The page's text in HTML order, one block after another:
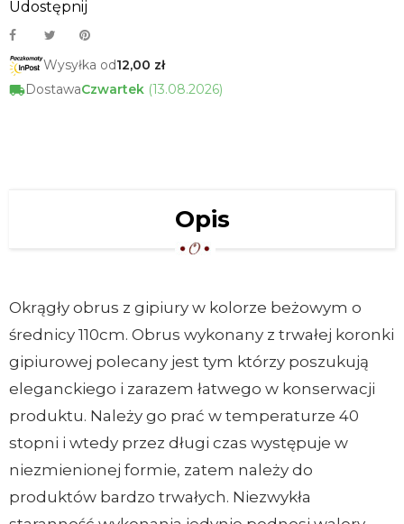
Udostępnij
Wysyłka od12,00 zł
DostawaCzwartek (13.08.2026)
Opis
Okrągły obrus z gipiury w kolorze beżowym o
średnicy 110cm. Obrus wykonany z trwałej koronki
gipiurowej polecany jest tym którzy poszukują
eleganckiego i zarazem łatwego w konserwacji
produktu. Należy go prać w temperaturze 40
stopni i wtedy przez długi czas występuje w
niezmienionej formie, zatem należy do
produktów bardzo trwałych. Niezwykła